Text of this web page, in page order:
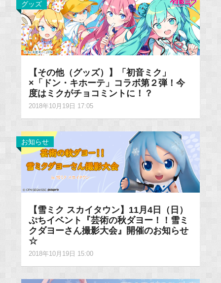
グッズ
【その他（グッズ）】「初音ミク」
×「ドン・キホーテ」コラボ第２弾！今
度はミクがチョコミントに！？
2018年10月19日 17:05
お知らせ
【雪ミク スカイタウン】11月4日（日）
ぷちイベント『芸術の秋ダヨー！！雪ミ
クダヨーさん撮影大会』開催のお知らせ
☆
2018年10月19日 15:00